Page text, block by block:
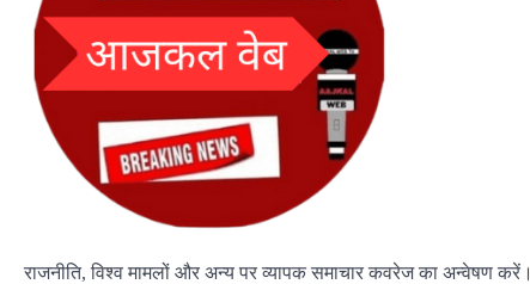
राजनीति, विश्व मामलों और अन्य पर व्यापक समाचार कवरेज का अन्वेषण करें।